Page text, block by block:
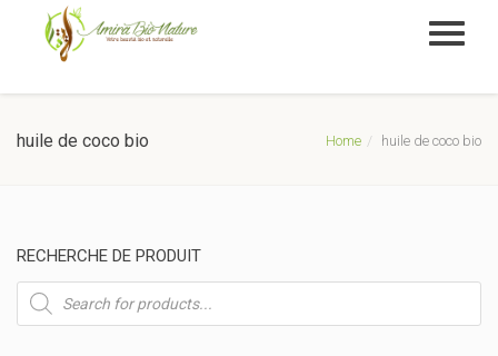
huile de coco bio Home huile de coco bio
RECHERCHE DE PRODUIT
Recherche
de
produits